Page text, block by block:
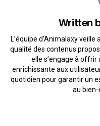
Written
L’équipe d’Animalaxy
qualité des contenus
elle s’engage à
enrichissante aux
quotidien pour garantir un
au